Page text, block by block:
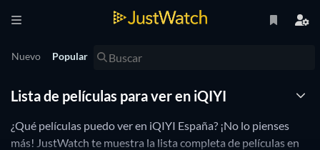
Nuevo Popular
Lista de películas para ver en iQIYI
¿Qué películas puedo ver en iQIYI España? ¡No lo pienses
más! JustWatch te muestra la lista completa de películas en